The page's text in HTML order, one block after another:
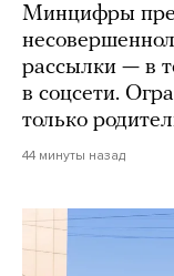
Минцифры
рассылки — в
в соцсети.
только
44 минуты назад